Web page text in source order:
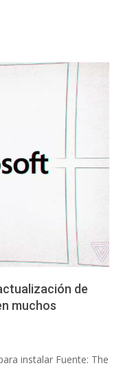
de
muchos
instalar Fuente: The